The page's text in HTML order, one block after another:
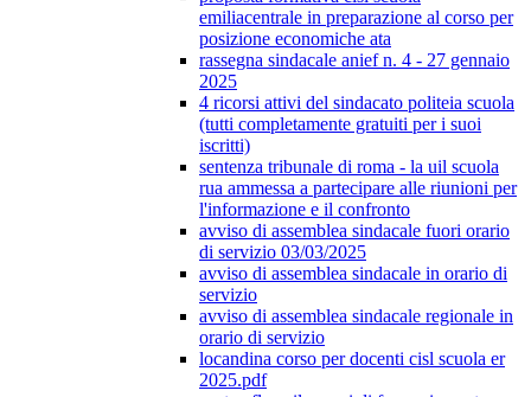
emiliacentrale in preparazione al corso per
posizione economiche ata
rassegna sindacale anief n. 4 - 27 gennaio
2025
4 ricorsi attivi del sindacato politeia scuola
(tutti completamente gratuiti per i suoi
iscritti)
sentenza tribunale di roma - la uil scuola
rua ammessa a partecipare alle riunioni per
l'informazione e il confronto
avviso di assemblea sindacale fuori orario
di servizio 03/03/2025
avviso di assemblea sindacale in orario di
servizio
avviso di assemblea sindacale regionale in
orario di servizio
locandina corso per docenti cisl scuola er
2025.pdf